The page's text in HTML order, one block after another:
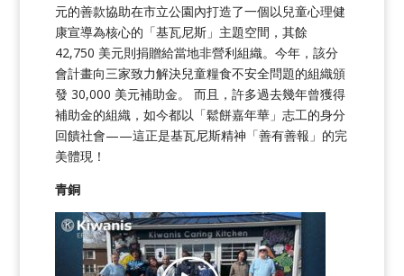
元的善款協助在市立公園內打造了一個以兒童心理健
康宣導為核心的「基瓦尼斯」主題空間，其餘
42,750 美元則捐贈給當地非營利組織。今年，該分
會計畫向三家致力解決兒童糧食不安全問題的組織頒
發 30,000 美元補助金。 而且，許多過去幾年曾獲得
補助金的組織，如今都以「鬆餅嘉年華」志工的身分
回饋社會——這正是基瓦尼斯精神「善有善報」的完
美體現！
青銅